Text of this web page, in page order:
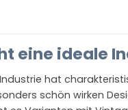
eine ideale
hat
schön wirken